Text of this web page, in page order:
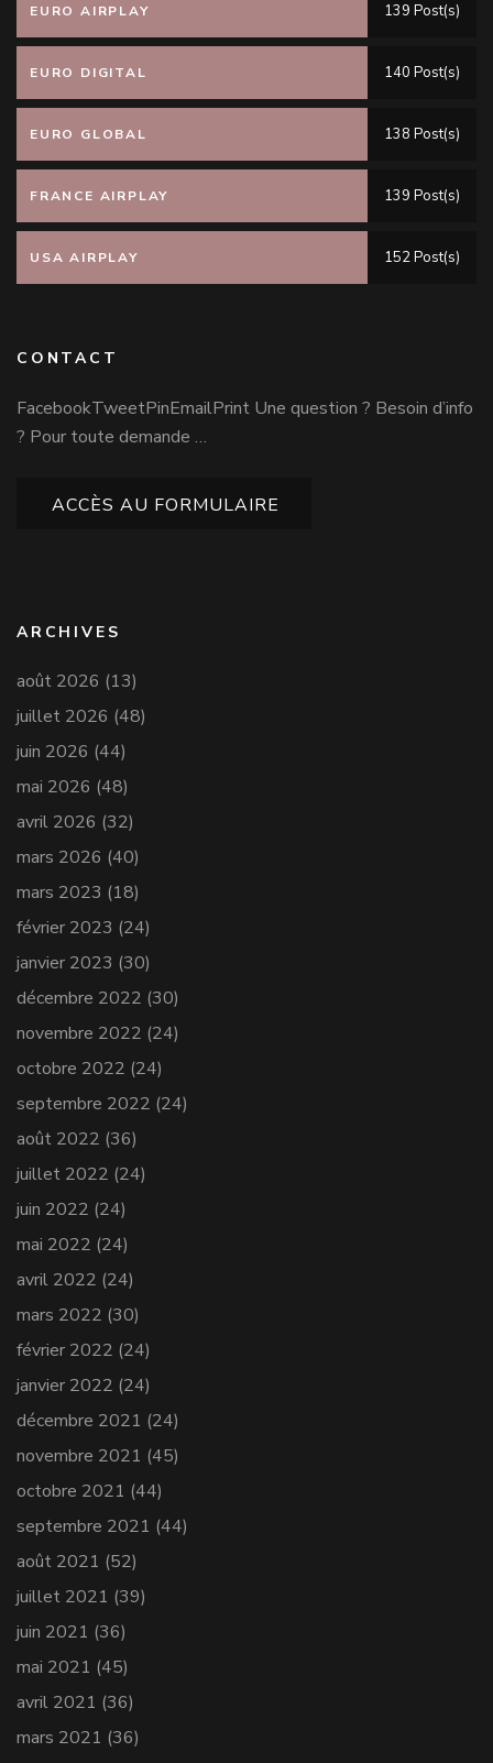
EURO AIRPLAY 139 Post(s)
EURO DIGITAL 140 Post(s)
EURO GLOBAL 138 Post(s)
FRANCE AIRPLAY 139 Post(s)
USA AIRPLAY 152 Post(s)
CONTACT
FacebookTweetPinEmailPrint Une question ? Besoin d’info
? Pour toute demande …
ACCÈS AU FORMULAIRE
ARCHIVES
août 2026 (13)
juillet 2026 (48)
juin 2026 (44)
mai 2026 (48)
avril 2026 (32)
mars 2026 (40)
mars 2023 (18)
février 2023 (24)
janvier 2023 (30)
décembre 2022 (30)
novembre 2022 (24)
octobre 2022 (24)
septembre 2022 (24)
août 2022 (36)
juillet 2022 (24)
juin 2022 (24)
mai 2022 (24)
avril 2022 (24)
mars 2022 (30)
février 2022 (24)
janvier 2022 (24)
décembre 2021 (24)
novembre 2021 (45)
octobre 2021 (44)
septembre 2021 (44)
août 2021 (52)
juillet 2021 (39)
juin 2021 (36)
mai 2021 (45)
avril 2021 (36)
mars 2021 (36)